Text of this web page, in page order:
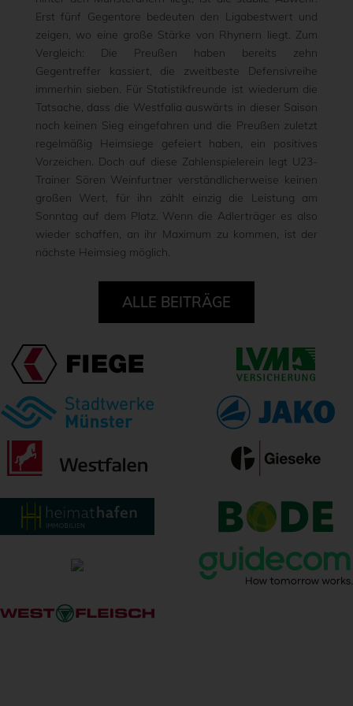
Erst fünf Gegentore bedeuten den Ligabestwert und
zeigen, wo eine große Stärke von Rhynern liegt. Zum
Vergleich: Die Preußen haben bereits zehn
Gegentreffer kassiert, die zweitbeste Defensivreihe
immerhin sieben. Für Statistikfreunde ist wiederum die
Tatsache, dass die Westfalia auswärts in dieser Saison
noch keinen Sieg eingefahren und die Preußen zuletzt
regelmäßig Heimsiege gefeiert haben, ein positives
Vorzeichen. Doch auf diese Zahlenspielerein legt U23-
Trainer Sören Weinfurtner verständlicherweise keinen
großen Wert, für ihn zählt einzig die Leistung am
Sonntag auf dem Platz. Wenn die Adlerträger es also
wieder schaffen, an ihr Maximum zu kommen, ist der
nächste Heimsieg möglich.
ALLE BEITRÄGE